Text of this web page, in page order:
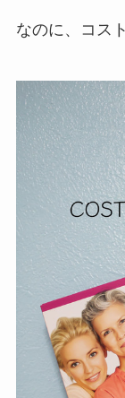
なのに、コス